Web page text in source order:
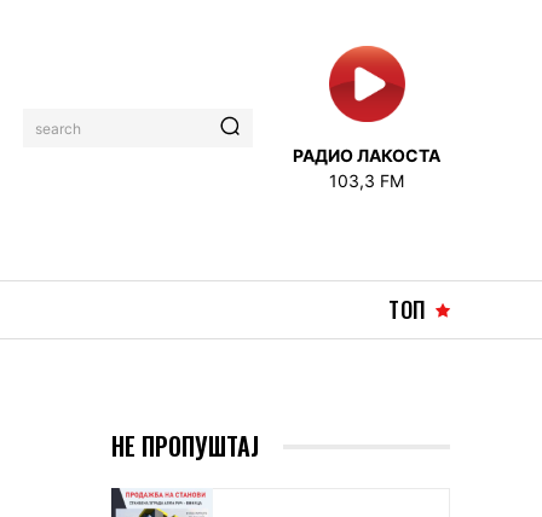
search
РАДИО ЛАКОСТА
103,3 FM
ТОП
НЕ ПРОПУШТАЈ